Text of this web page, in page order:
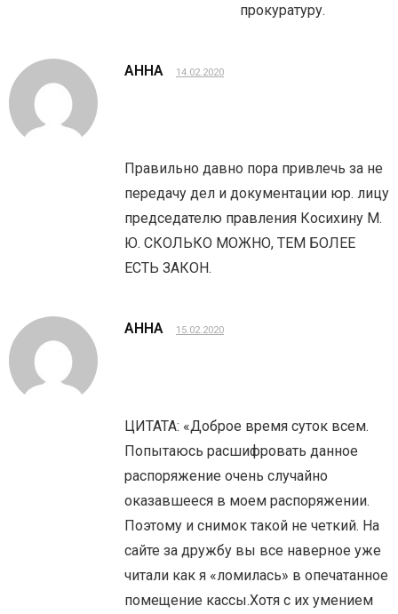
прокуратуру.
АННА 14.02.2020
Правильно давно пора привлечь за не
передачу дел и документации юр. лицу
председателю правления Косихину М.
Ю. СКОЛЬКО МОЖНО, ТЕМ БОЛЕЕ
ЕСТЬ ЗАКОН.
АННА 15.02.2020
ЦИТАТА: «Доброе время суток всем.
Попытаюсь расшифровать данное
распоряжение очень случайно
оказавшееся в моем распоряжении.
Поэтому и снимок такой не четкий. На
сайте за дружбу вы все наверное уже
читали как я «ломилась» в опечатанное
помещение кассы.Хотя с их умением